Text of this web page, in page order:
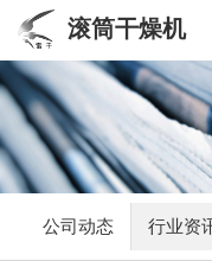
滚筒干燥机
公司动态 行业资